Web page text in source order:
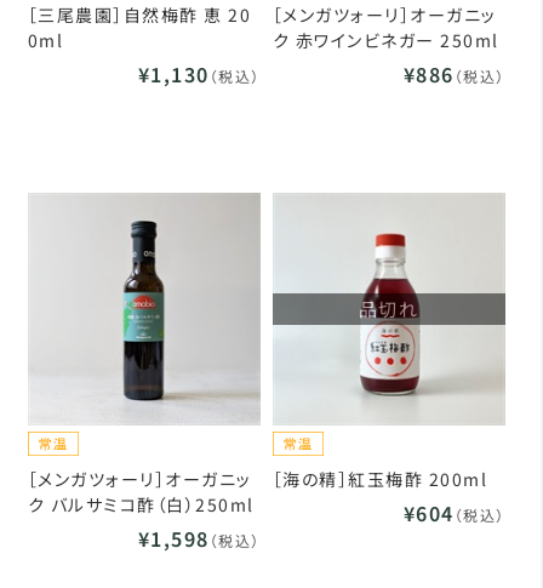
［三尾農園］自然梅酢 恵 20
0ml
¥1,130 （税込）
［メンガツォーリ］オーガニッ
ク 赤ワインビネガー 250ml
¥886 （税込）
［メンガツォーリ］オーガニッ
ク バルサミコ酢（白）250ml
¥1,598 （税込）
品切れ
［海の精］紅玉梅酢 200ml
¥604 （税込）